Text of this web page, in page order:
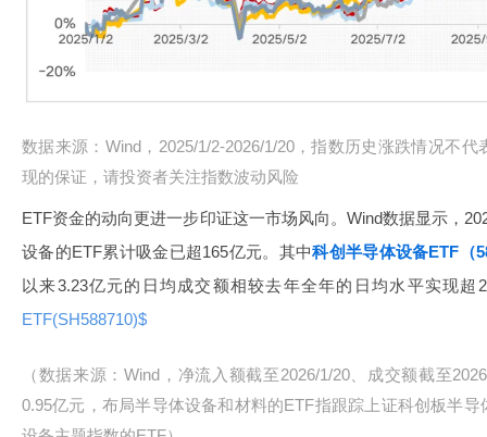
数据来源：Wind，2025/1/2-2026/1/20，指数历史涨跌情况不
现的保证，请投资者关注指数波动风险
ETF资金的动向更进一步印证这一市场风向。Wind数据显示，
设备的ETF累计吸金已超165亿元。其中科创半导体设备ETF（
以来3.23亿元的日均成交额相较去年全年的日均水平实现超
ETF(SH588710)$
（数据来源：Wind，净流入额截至2026/1/20、成交额截至
0.95亿元，布局半导体设备和材料的ETF指跟踪上证科创板半